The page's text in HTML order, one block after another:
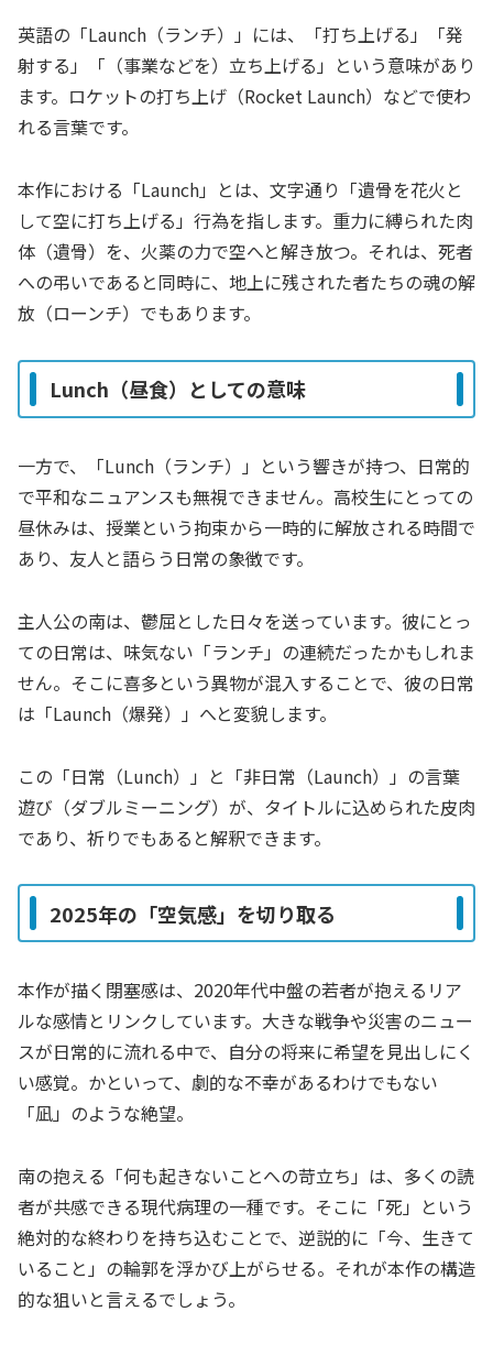
英語の「Launch（ランチ）」には、「打ち上げる」「発
射する」「（事業などを）立ち上げる」という意味があり
ます。ロケットの打ち上げ（Rocket Launch）などで使わ
れる言葉です。
本作における「Launch」とは、文字通り「遺骨を花火と
して空に打ち上げる」行為を指します。重力に縛られた肉
体（遺骨）を、火薬の力で空へと解き放つ。それは、死者
への弔いであると同時に、地上に残された者たちの魂の解
放（ローンチ）でもあります。
Lunch（昼食）としての意味
一方で、「Lunch（ランチ）」という響きが持つ、日常的
で平和なニュアンスも無視できません。高校生にとっての
昼休みは、授業という拘束から一時的に解放される時間で
あり、友人と語らう日常の象徴です。
主人公の南は、鬱屈とした日々を送っています。彼にとっ
ての日常は、味気ない「ランチ」の連続だったかもしれま
せん。そこに喜多という異物が混入することで、彼の日常
は「Launch（爆発）」へと変貌します。
この「日常（Lunch）」と「非日常（Launch）」の言葉
遊び（ダブルミーニング）が、タイトルに込められた皮肉
であり、祈りでもあると解釈できます。
2025年の「空気感」を切り取る
本作が描く閉塞感は、2020年代中盤の若者が抱えるリア
ルな感情とリンクしています。大きな戦争や災害のニュー
スが日常的に流れる中で、自分の将来に希望を見出しにく
い感覚。かといって、劇的な不幸があるわけでもない
「凪」のような絶望。
南の抱える「何も起きないことへの苛立ち」は、多くの読
者が共感できる現代病理の一種です。そこに「死」という
絶対的な終わりを持ち込むことで、逆説的に「今、生きて
いること」の輪郭を浮かび上がらせる。それが本作の構造
的な狙いと言えるでしょう。